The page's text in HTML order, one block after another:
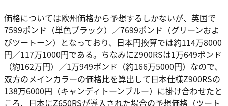
価格については欧州価格から予想するしかないが、英国で
7599ポンド（単色ブラック）／7699ポンド（グリーンおよ
びツートーン）となっており、日本円換算では約114万8000
円／117万1000円である。ちなみにZ900RSは1万649ポンド
（約162万円）／1万949ポンド（約166万5000円）なので、
双方のメインカラーの価格比を算出して日本仕様Z900RSの
138万6000円（キャンディトーンブルー）に掛け合わせたと
ころ、日本にZ650RSが導入された場合の予想価格（ツート